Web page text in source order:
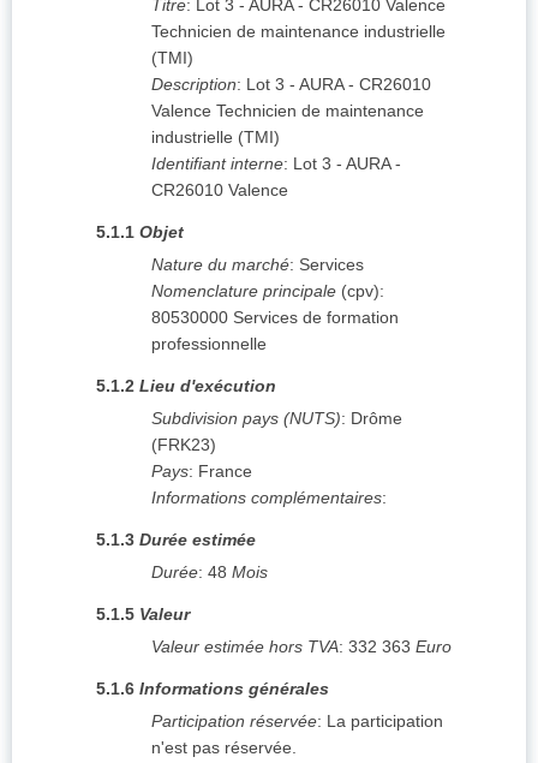
Titre: Lot 3 - AURA - CR26010 Valence
Technicien de maintenance industrielle
(TMI)
Description: Lot 3 - AURA - CR26010
Valence Technicien de maintenance
industrielle (TMI)
Identifiant interne: Lot 3 - AURA -
CR26010 Valence
5.1.1 Objet
Nature du marché: Services
Nomenclature principale (cpv):
80530000 Services de formation
professionnelle
5.1.2 Lieu d'exécution
Subdivision pays (NUTS): Drôme
(FRK23)
Pays: France
Informations complémentaires:
5.1.3 Durée estimée
Durée: 48 Mois
5.1.5 Valeur
Valeur estimée hors TVA: 332 363 Euro
5.1.6 Informations générales
Participation réservée: La participation
n'est pas réservée.